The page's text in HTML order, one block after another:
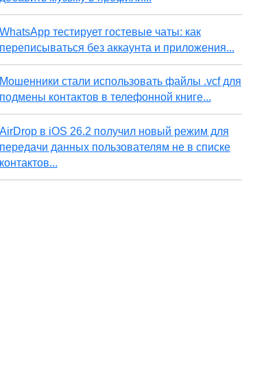
WhatsApp тестирует гостевые чаты: как
переписываться без аккаунта и приложения...
Мошенники стали использовать файлы .vcf для
подмены контактов в телефонной книге...
AirDrop в iOS 26.2 получил новый режим для
передачи данных пользователям не в списке
контактов...